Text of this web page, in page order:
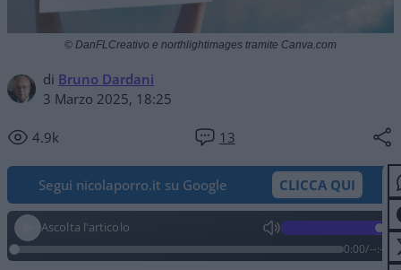
di Bruno Dardani
3 Marzo 2025, 18:25
4.9k 13
© DanFLCreativo e northlightimages tramite Canva.com
Segui nicolaporro.it su Google CLICCA QUI
Ascolta l'articolo
0:00/--:--